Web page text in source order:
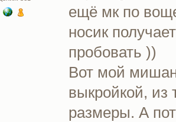
ещё мк по
носик
пробовать ))
Вот мой
выкройкой, из
размеры. А